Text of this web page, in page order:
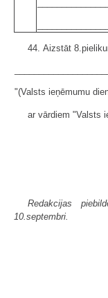
44. Aizstāt
"(Valsts ieņēmumu
ar vārdiem "Valsts
Redakcijas
10.septembri.